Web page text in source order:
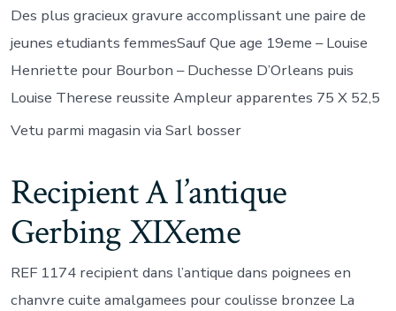
Des plus gracieux gravure accomplissant une paire de
jeunes etudiants femmesSauf Que age 19eme – Louise
Henriette pour Bourbon – Duchesse D’Orleans puis
Louise Therese reussite Ampleur apparentes 75 X 52,5
Vetu parmi magasin via Sarl bosser
Recipient A l’antique
Gerbing XIXeme
REF 1174 recipient dans l’antique dans poignees en
chanvre cuite amalgamees pour coulisse bronzee La